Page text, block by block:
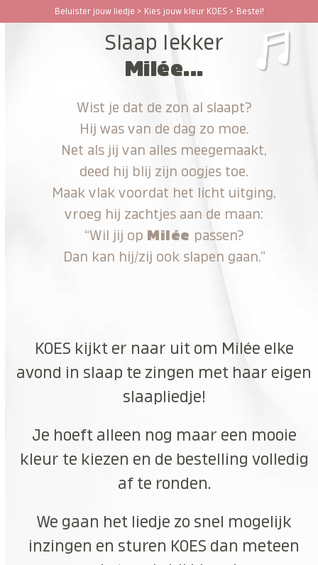
Beluister jouw liedje > Kies jouw kleur KOES > Bestel!
Open
Close
Slaap lekker
Milée...
Wist je dat de zon al slaapt?
Hij was van de dag zo moe.
Net als jij van alles meegemaakt,
deed hij blij zijn oogjes toe.
Maak vlak voordat het licht uitging,
vroeg hij zachtjes aan de maan:
“Wil jij op Milée passen?
Dan kan hij/zij ook slapen gaan.”
KOES kijkt er naar uit om Milée elke
avond in slaap te zingen met haar eigen
slaapliedje!
Je hoeft alleen nog maar een mooie
kleur te kiezen en de bestelling volledig
af te ronden.
We gaan het liedje zo snel mogelijk
inzingen en sturen KOES dan meteen